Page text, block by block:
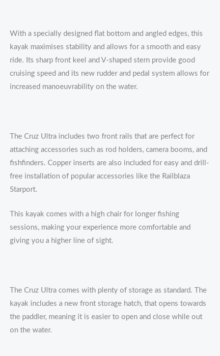
With a specially designed flat bottom and angled edges, this
kayak maximises stability and allows for a smooth and easy
ride. Its sharp front keel and V-shaped stern provide good
cruising speed and its new rudder and pedal system allows for
increased manoeuvrability on the water.
The Cruz Ultra includes two front rails that are perfect for
attaching accessories such as rod holders, camera booms, and
fishfinders. Copper inserts are also included for easy and drill-
free installation of popular accessories like the Railblaza
Starport.
This kayak comes with a high chair for longer fishing
sessions, making your experience more comfortable and
giving you a higher line of sight.
The Cruz Ultra comes with plenty of storage as standard. The
kayak includes a new front storage hatch, that opens towards
the paddler, meaning it is easier to open and close while out
on the water.